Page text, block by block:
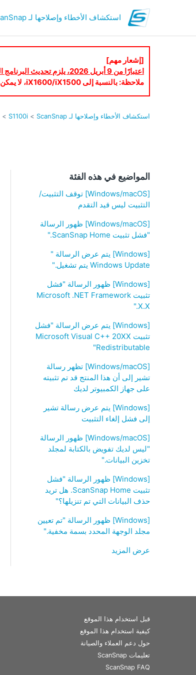
استكشاف الأخطاء وإصلاحها لـ ScanSnap
[إشعار مهم]
اعتبارًا من 9 أبريل 2026، يلزم تحديث البرنامج الثابت إلى أحدث إصدار لاستخدام ScanSnap Cloud.
ملاحظة: بالنسبة إلى iX1600/iX1500، لا يمكن تحديث البرنامج الثابت عبر شاشة اللمس. يُرجى تحديث البرنامج الثابت باستخدام ScanSnap Home.
استكشاف الأخطاء وإصلاحها لـ ScanSnap S1100i
المواضيع في هذه الفئة
[Windows/macOS] توقف التثبيت/
التثبيت ليس قيد التقدم
[Windows/macOS] ظهور الرسالة
"فشل تثبيت ScanSnap Home‏."
[Windows] يتم عرض الرسالة "‏
Windows Update ‏يتم تشغيل."
[Windows] ظهور الرسالة "فشل
تثبيت Microsoft .NET Framework
X.X.‏"‎
[Windows] يتم عرض الرسالة "فشل
تثبيت Microsoft Visual C++ 20XX
Redistributable"
[Windows/macOS] تظهر رسالة
تشير إلى أن هذا المنتج قد تم تثبيته
على جهاز الكمبيوتر لديك
[Windows] يتم عرض رسالة تشير
إلى فشل إلغاء التثبيت
[Windows/macOS] ظهور الرسالة
"ليس لديك تفويض بالكتابة لمجلد
تخزين البيانات."
[Windows] ظهور الرسالة "فشل
تثبيت ScanSnap Home‏. هل تريد
حذف البيانات التي تم تنزيلها؟"
[Windows] ظهور الرسالة "تم تعيين
مجلد الوجهة المحدد بسمة مخفية."
عرض المزيد
قبل استخدام هذا الموقع
كيفية استخدام هذا الموقع
حول دعم العملاء والصيانة
تعليمات ScanSnap
ScanSnap FAQ